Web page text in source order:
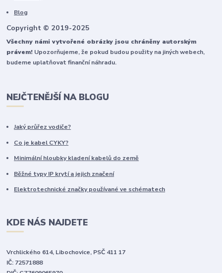
Blog
Copyright © 2019-2025
Všechny námi vytvořené obrázky jsou chráněny autorským
právem! Upozorňujeme, že pokud budou použity na jiných webech,
budeme uplatňovat finanční náhradu.
NEJČTENĚJŠÍ NA BLOGU
Jaký průřez vodiče?
Co je kabel CYKY?
Minimální hloubky kladení kabelů do země
Běžné typy IP krytí a jejich značení
Elektrotechnické značky používané ve schématech
KDE NÁS NAJDETE
Vrchlického 614, Libochovice, PSČ 411 17
IČ: 72571888